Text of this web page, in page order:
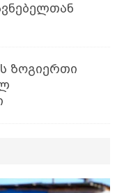
ზოგიერთი